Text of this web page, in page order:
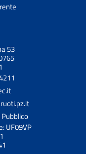
53
UF09VP